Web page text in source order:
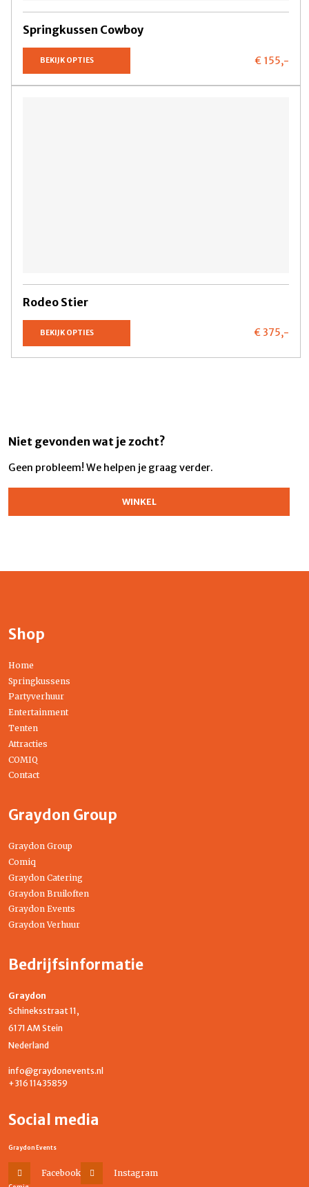
Springkussen Cowboy
BEKIJK OPTIES € 155,-
Rodeo Stier
BEKIJK OPTIES € 375,-
Niet gevonden wat je zocht?
Geen probleem! We helpen je graag verder.
WINKEL
Shop
Home
Springkussens
Partyverhuur
Entertainment
Tenten
Attracties
COMIQ
Contact
Graydon Group
Graydon Group
Comiq
Graydon Catering
Graydon Bruiloften
Graydon Events
Graydon Verhuur
Bedrijfsinformatie
Graydon
Schineksstraat 11,
6171 AM Stein
Nederland
info@graydonevents.nl
+316 11435859
Social media
Graydon Events
Facebook Instagram